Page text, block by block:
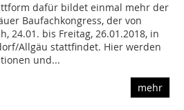
dafür bildet einmal mehr der
Baufachkongress, der von
24.01. bis Freitag, 26.01.2018, in
Allgäu stattfindet. Hier werden
und...
mehr